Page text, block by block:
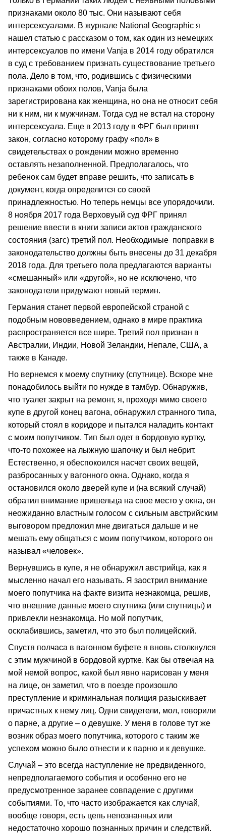
признаками около 80 тыс. Они называют себя
интерсексуалами. В журнале National Geographic я
нашел статью с рассказом о том, как один из немецких
интерсексуалов по имени Vanja в 2014 году обратился
в суд с требованием признать существование третьего
пола. Дело в том, что, родившись с физическими
признаками обоих полов, Vanja была
зарегистрирована как женщина, но она не относит себя
ни к ним, ни к мужчинам. Тогда суд не встал на сторону
интерсексуала. Еще в 2013 году в ФРГ был принят
закон, согласно которому графу «пол» в
свидетельствах о рождении можно временно
оставлять незаполненной. Предполагалось, что
ребенок сам будет вправе решить, что записать в
документ, когда определится со своей
принадлежностью. Но теперь немцы все упорядочили.
8 ноября 2017 года Верховyый суд ФРГ принял
решение ввести в книги записи актов гражданского
состояния (загс) третий пол. Необходимые поправки в
законодательство должны быть внесены до 31 декабря
2018 года. Для третьего пола предлагаются варианты
«смешанный» или «другой», но не исключено, что
законодатели придумают новый термин.
Германия станет первой европейской страной с
подобным нововведением, однако в мире практика
распространяется все шире. Третий пол признан в
Австралии, Индии, Новой Зеландии, Непале, США, а
также в Канаде.
Но вернемся к моему спутнику (спутнице). Вскоре мне
понадобилось выйти по нужде в тамбур. Обнаружив,
что туалет закрыт на ремонт, я, проходя мимо своего
купе в другой конец вагона, обнаружил странного типа,
который стоял в коридоре и пытался наладить контакт
с моим попутчиком. Тип был одет в бордовую куртку,
что-то похожее на лыжную шапочку и был небрит.
Естественно, я обеспокоился насчет своих вещей,
разбросанных у вагонного окна. Однако, когда я
остановился около дверей купе и (на всякий случай)
обратил внимание пришельца на свое место у окна, он
неожиданно властным голосом с сильным австрийским
выговором предложил мне двигаться дальше и не
мешать ему общаться с моим попутчиком, которого он
называл «человек».
Вернувшись в купе, я не обнаружил австрийца, как я
мысленно начал его называть. Я заострил внимание
моего попутчика на факте визита незнакомца, решив,
что внешние данные моего спутника (или спутницы) и
привлекли незнакомца. Но мой попутчик,
осклабившись, заметил, что это был полицейский.
Спустя полчаса в вагонном буфете я вновь столкнулся
с этим мужчиной в бордовой куртке. Как бы отвечая на
мой немой вопрос, какой был явно нарисован у меня
на лице, он заметил, что в поезде произошло
преступление и криминальная полиция разыскивает
причастных к нему лиц. Одни свидетели, мол, говорили
о парне, а другие – о девушке. У меня в голове тут же
возник образ моего попутчика, которого с таким же
успехом можно было отнести и к парню и к девушке.
Случай – это всегда наступление не предвиденного,
непредполагаемого события и особенно его не
предусмотренное заранее совпадение с другими
событиями. То, что часто изображается как случай,
вообще говоря, есть цепь непознанных или
недостаточно хорошо познанных причин и следствий.